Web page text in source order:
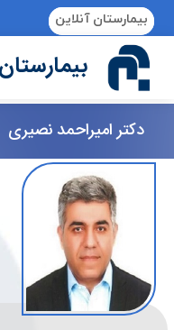
بیمارستان آنلاین
if (Model != null) {
دكتر اميراحمد نصيری